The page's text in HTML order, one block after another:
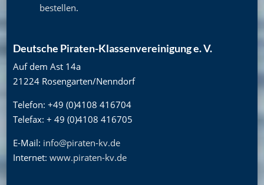
bestellen.
Deutsche Piraten-Klassenvereinigung e. V.
Auf dem Ast 14a
21224 Rosengarten/Nenndorf
Telefon: +49 (0)4108 416704
Telefax: + 49 (0)4108 416705
E-Mail: info@piraten-kv.de
Internet: www.piraten-kv.de